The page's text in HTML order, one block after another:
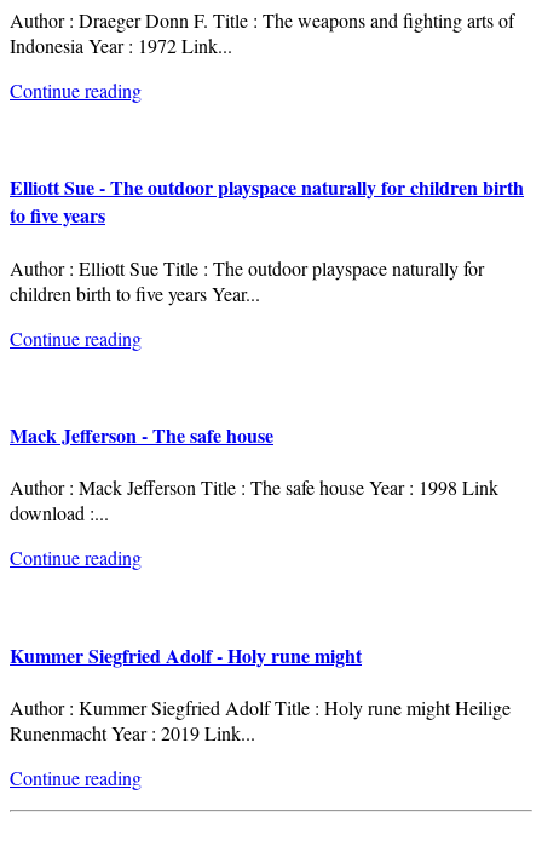
Author : Draeger Donn F. Title : The weapons and fighting arts of
Indonesia Year : 1972 Link...
Continue reading
Elliott Sue - The outdoor playspace naturally for children birth
to five years
Author : Elliott Sue Title : The outdoor playspace naturally for
children birth to five years Year...
Continue reading
Mack Jefferson - The safe house
Author : Mack Jefferson Title : The safe house Year : 1998 Link
download :...
Continue reading
Kummer Siegfried Adolf - Holy rune might
Author : Kummer Siegfried Adolf Title : Holy rune might Heilige
Runenmacht Year : 2019 Link...
Continue reading